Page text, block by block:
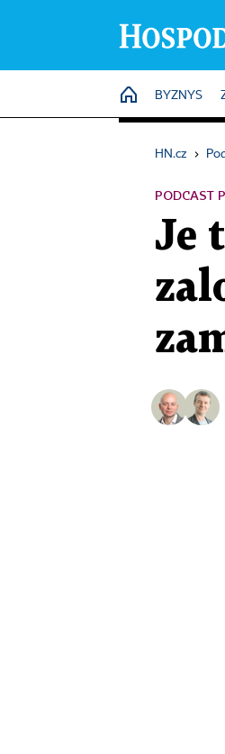
HOME
BYZNYS
HN.cz ›
PODCAST
Je